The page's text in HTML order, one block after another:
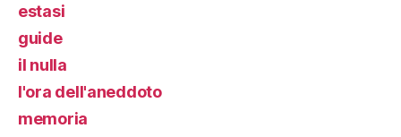
estasi
guide
il nulla
l'ora dell'aneddoto
memoria